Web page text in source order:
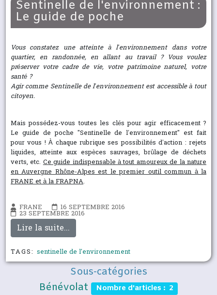
Sentinelle de l'environnement :
Le guide de poche
Vous constatez une atteinte à l’environnement dans votre
quartier, en randonnée, en allant au travail ? Vous voulez
préserver votre cadre de vie, votre patrimoine naturel, votre
santé ?
Agir comme Sentinelle de l’environnement est accessible à tout
citoyen.
Mais possédez-vous toutes les clés pour agir efficacement ?
Le guide de poche "Sentinelle de l’environnement" est fait
pour vous ! À chaque rubrique ses possibilités d’action : rejets
liquides, atteinte aux espèces sauvages, brûlage de déchets
verts, etc.Ce guide indispensable à tout amoureux de la nature
en Auvergne Rhône-Alpes est le premier outil commun à la
FRANE et à la FRAPNA.
FRANE 16 SEPTEMBRE 2016
23 SEPTEMBRE 2016
Lire la suite...
TAGS: sentinelle de l'environnement
Sous-catégories
Bénévolat
Nombre d'articles : 2